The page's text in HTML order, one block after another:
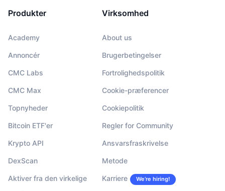
Produkter
Academy
Annoncér
CMC Labs
CMC Max
Topnyheder
Bitcoin ETF'er
Krypto API
DexScan
Aktiver fra den virkelige
Virksomhed
About us
Brugerbetingelser
Fortrolighedspolitik
Cookie-præferencer
Cookiepolitik
Regler for Community
Ansvarsfraskrivelse
Metode
Karriere We’re hiring!